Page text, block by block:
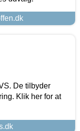
De tilbyder
Klik her for at